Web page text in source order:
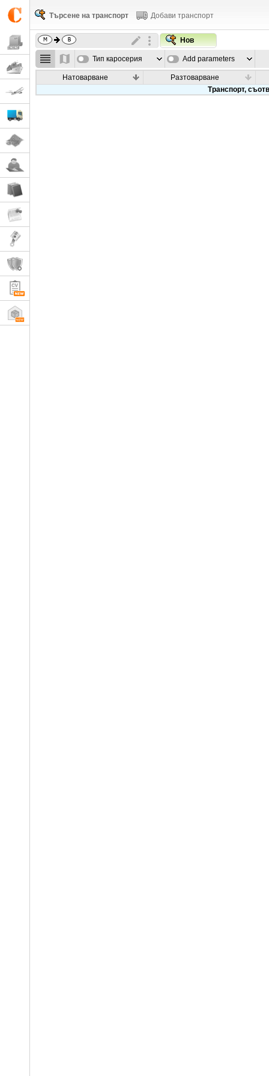
Търсене на транспорт Добави транспорт
Нов
Тип каросерия Add parameters
Натоварване
Разтоварване
Транспорт,